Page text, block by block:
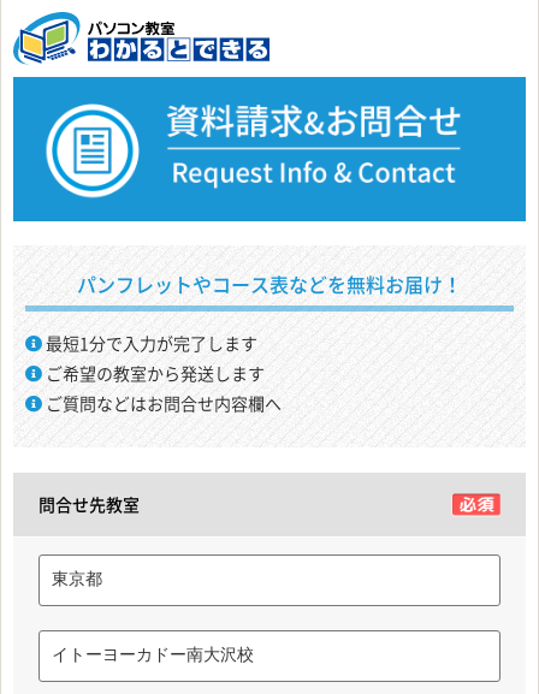
パンフレットやコース表などを無料お届け！
最短1分で入力が完了します
ご希望の教室から発送します
ご質問などはお問合せ内容欄へ
問合せ先教室